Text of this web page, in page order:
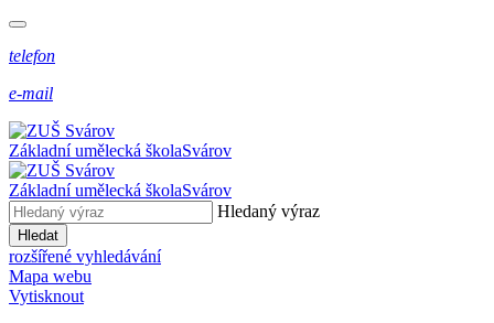
telefon
e-mail
Základní umělecká školaSvárov
Základní umělecká školaSvárov
Hledaný výraz
Hledat
rozšířené vyhledávání
Mapa webu
Vytisknout